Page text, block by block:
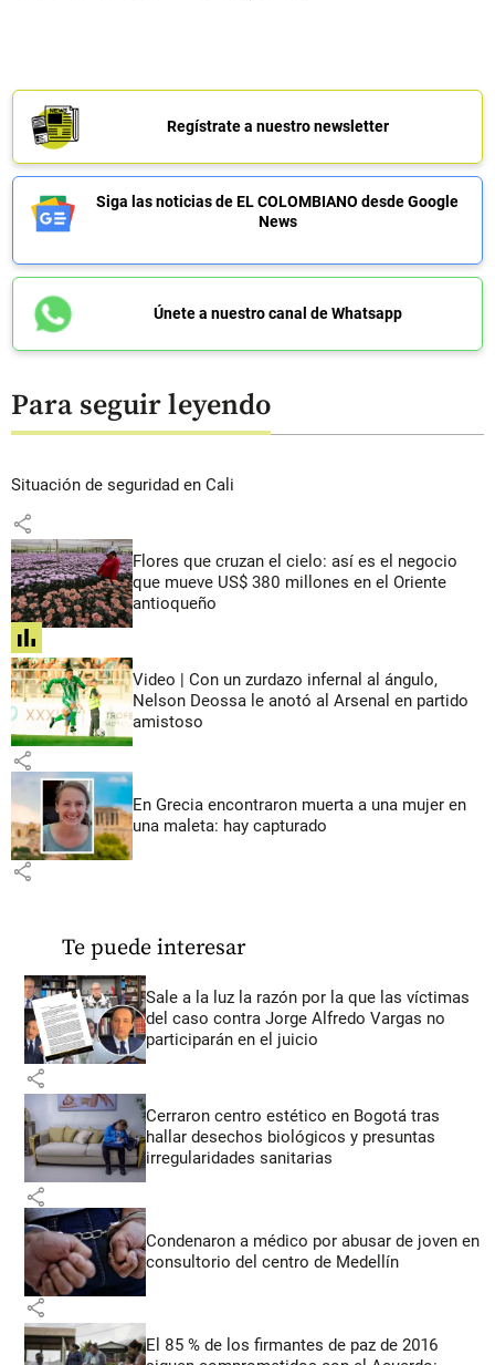
Regístrate a nuestro newsletter
Siga las noticias de EL COLOMBIANO desde Google
News
Únete a nuestro canal de Whatsapp
Para seguir leyendo
Situación de seguridad en Cali
share
Flores que cruzan el cielo: así es el negocio
que mueve US$ 380 millones en el Oriente
antioqueño
share
Video | Con un zurdazo infernal al ángulo,
Nelson Deossa le anotó al Arsenal en partido
amistoso
share
En Grecia encontraron muerta a una mujer en
una maleta: hay capturado
share
Te puede interesar
Sale a la luz la razón por la que las víctimas
del caso contra Jorge Alfredo Vargas no
participarán en el juicio
share
Cerraron centro estético en Bogotá tras
hallar desechos biológicos y presuntas
irregularidades sanitarias
share
Condenaron a médico por abusar de joven en
consultorio del centro de Medellín
share
El 85 % de los firmantes de paz de 2016